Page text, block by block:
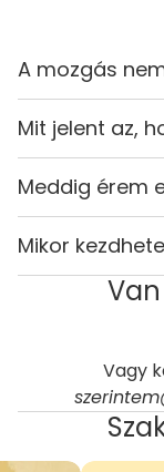
A mozgás
Mit jelent az,
Meddig érem
Mikor
Vagy